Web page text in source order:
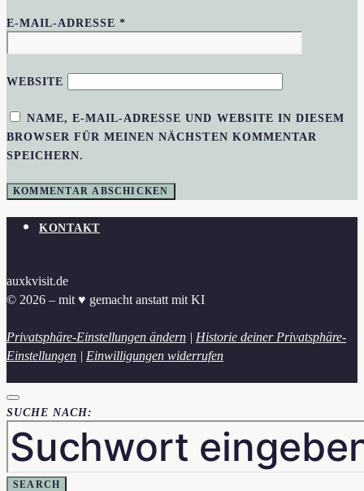
E-MAIL-ADRESSE*
WEBSITE
NAME, E-MAIL-ADRESSE UND WEBSITE IN DIESEM
BROWSER FÜR MEINEN NÄCHSTEN KOMMENTAR
SPEICHERN.
KONTAKT
auxkvisit.de
© 2026 – mit ♥︎ gemacht anstatt mit KI
Privatsphäre-Einstellungen ändern | Historie deiner Privatsphäre-
Einstellungen | Einwilligungen widerrufen
SUCHE NACH:
SEARCH